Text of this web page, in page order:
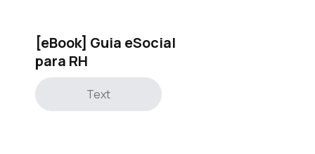
[eBook] Guia eSocial
para RH
Text